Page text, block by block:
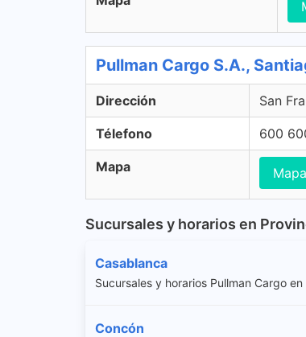
Pullman Cargo S.A.,
Dirección San
Télefono 600
Mapa Mapa
Sucursales y horarios en
Casablanca
Sucursales y horarios Pullman Cargo
Concón